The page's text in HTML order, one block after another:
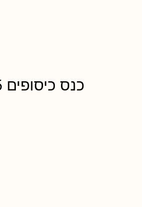
כנס כיסופים 2015